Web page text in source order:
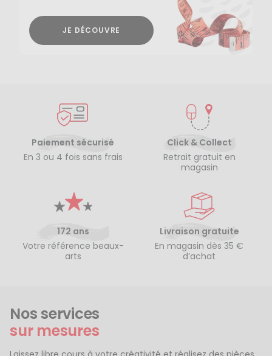
JE DÉCOUVRE
Paiement sécurisé
En 3 ou 4 fois sans frais
Click & Collect
Retrait gratuit en
magasin
172 ans
Votre référence beaux-
arts
Livraison gratuite
En magasin dès 35 €
d’achat
Nos services
sur mesures